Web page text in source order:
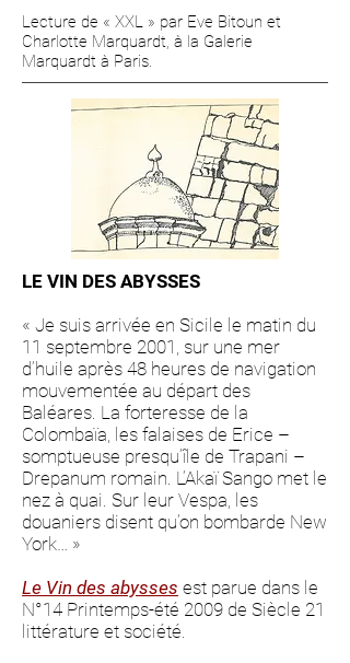
Lecture de « XXL » par Eve Bitoun et
Charlotte Marquardt, à la Galerie
Marquardt à Paris.
LE VIN DES ABYSSES
« Je suis arrivée en Sicile le matin du
11 septembre 2001, sur une mer
d’huile après 48 heures de navigation
mouvementée au départ des
Baléares. La forteresse de la
Colombaïa, les falaises de Erice –
somptueuse presqu’île de Trapani –
Drepanum romain. L’Akaï Sango met le
nez à quai. Sur leur Vespa, les
douaniers disent qu’on bombarde New
York… »
Le Vin des abysses est parue dans le
N°14 Printemps-été 2009 de Siècle 21
littérature et société.